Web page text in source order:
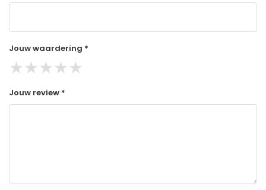
Jouw waardering *
★★★★★
Jouw review *